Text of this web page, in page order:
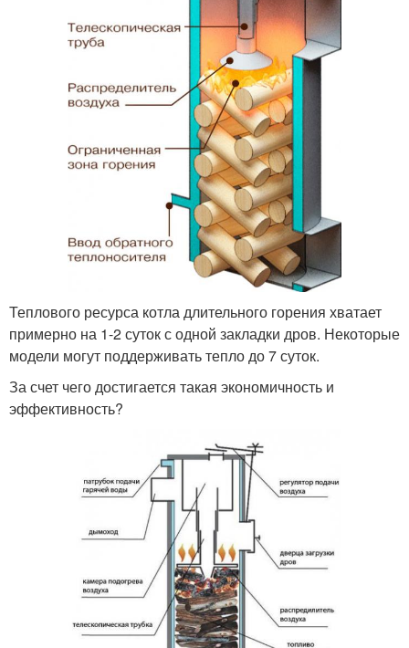
Теплового ресурса котла длительного горения хватает
примерно на 1-2 суток с одной закладки дров. Некоторые
модели могут поддерживать тепло до 7 суток.
За счет чего достигается такая экономичность и
эффективность?